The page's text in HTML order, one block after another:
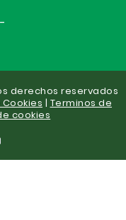
derechos reservados
| Terminos de
cookies